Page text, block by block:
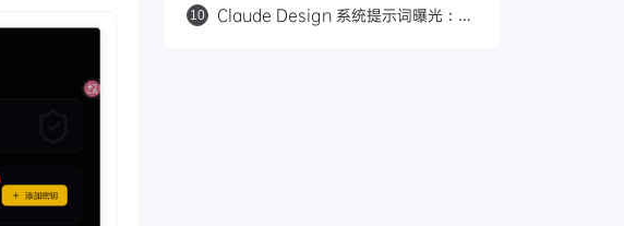
环模式
10
Claude Design 系统提示词曝光：